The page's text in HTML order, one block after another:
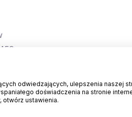
odwiedzających, ulepszenia naszej
doświadczenia na stronie
otwórz ustawienia.